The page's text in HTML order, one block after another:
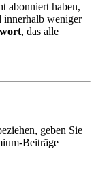
abonniert haben,
innerhalb weniger
, das alle
geben Sie
Beiträge